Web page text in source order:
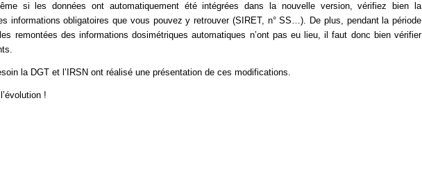
si les données ont automatiquement été intégrées dans la nouvelle version, vérifiez bien la
informations obligatoires que vous pouvez y retrouver (SIRET, n° SS…). De plus, pendant la période
remontées des informations dosimétriques automatiques n’ont pas eu lieu, il faut donc bien vérifier
la DGT et l’IRSN ont réalisé une présentation de ces modifications.
!